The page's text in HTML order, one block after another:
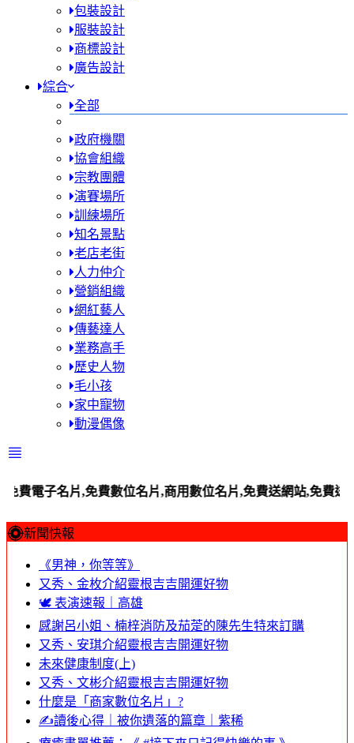
包裝設計
服裝設計
商標設計
廣告設計
綜合
全部
政府機關
協會組織
宗教團體
演賽場所
訓練場所
知名景點
老店老街
人力仲介
營銷組織
網紅藝人
傳藝達人
業務高手
歷史人物
毛小孩
家中寵物
動漫偶像
名片,免費數位名片,商用數位名片,免費送網站,免費送平台站
新聞快報
《男神，你等等》
又秀、金枚介紹靈根吉吉開運好物
🕊️ 表演速報｜高雄
感謝呂小姐、楠梓消防及茄萣的陳先生特來訂購
又秀、安琪介紹靈根吉吉開運好物
未來健康制度(上)
又秀、文彬介紹靈根吉吉開運好物
什麼是「商家數位名片」?
✍️讀後心得｜被你遺落的篇章｜紫稀